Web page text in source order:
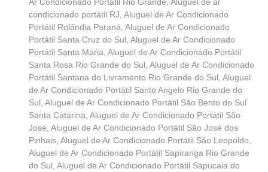
condicionado portátil RJ Aluguel de Ar Condicionado
Portátil Rolândia Paraná Aluguel de Ar Condicionado
Portátil Santa Cruz do Sul Aluguel de Ar Condicionado
Portátil Santa Maria Aluguel de Ar Condicionado Portátil
Santa Rosa Rio Grande do Sul Aluguel de Ar Condicionado
Portátil Santana do Livramento Rio Grande do Sul Aluguel
de Ar Condicionado Portátil Santo Angelo Rio Grande do
Sul Aluguel de Ar Condicionado Portátil São Bento do Sul
Santa Catarina Aluguel de Ar Condicionado Portátil São
José Aluguel de Ar Condicionado Portátil São José dos
Pinhais Aluguel de Ar Condicionado Portátil São Leopoldo
Aluguel de Ar Condicionado Portátil Sapiranga Rio Grande
do Sul Aluguel de Ar Condicionado Portátil Sapucaia do